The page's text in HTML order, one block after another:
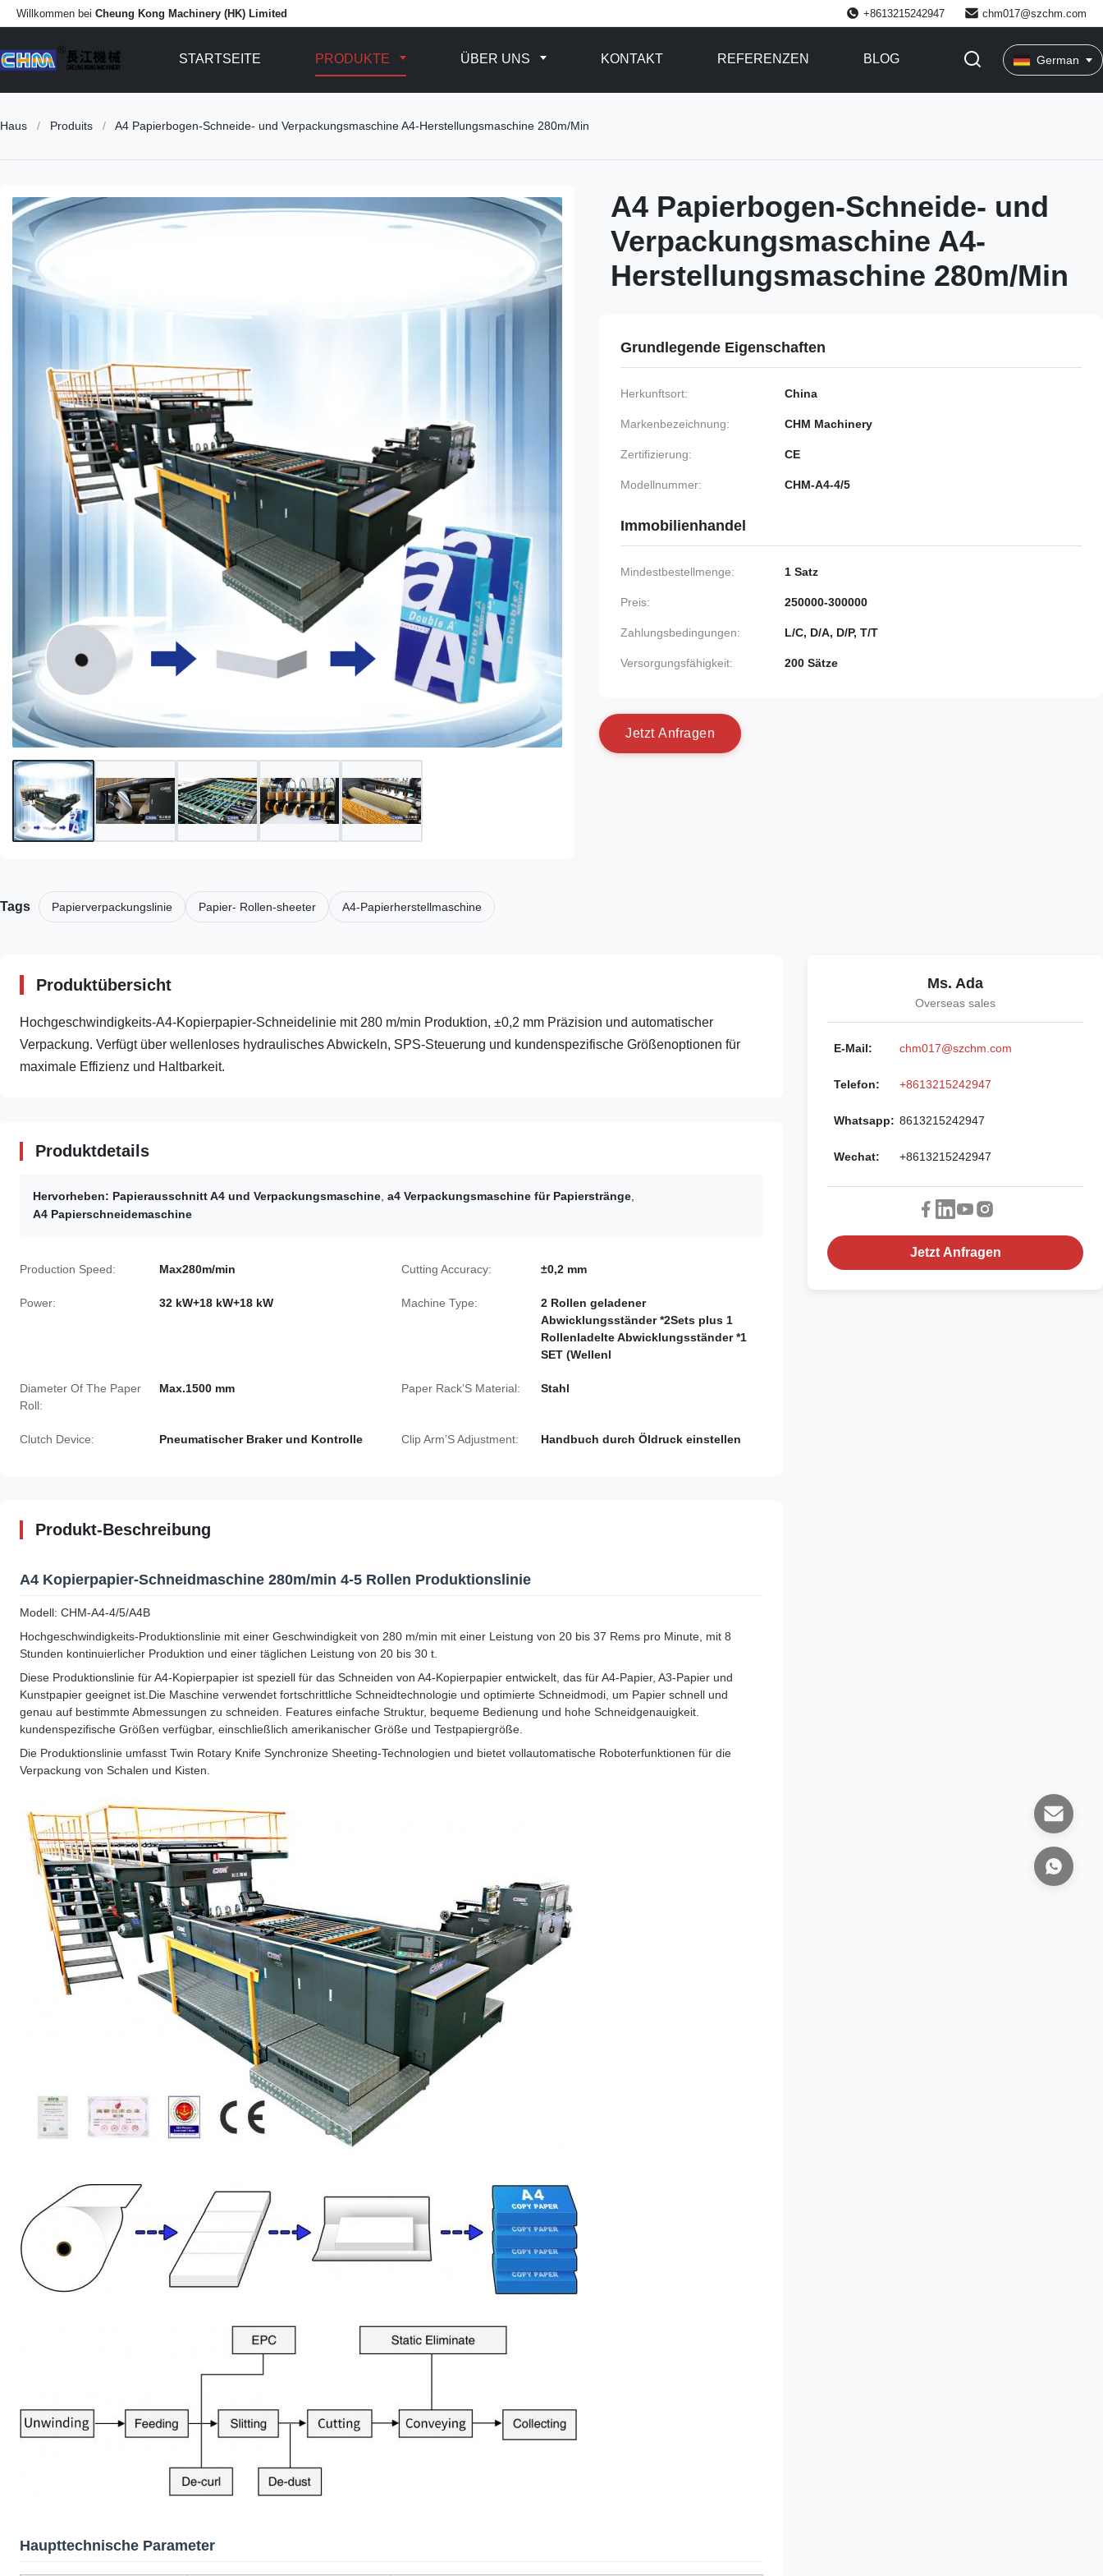
Willkommen bei Cheung Kong Machinery (HK) Limited +8613215242947 chm017@szchm.com
STARTSEITE PRODUKTE ÜBER UNS KONTAKT REFERENZEN BLOG German
Haus / Produits / A4 Papierbogen-Schneide- und Verpackungsmaschine A4-Herstellungsmaschine 280m/Min
A4 Papierbogen-Schneide- und
Verpackungsmaschine A4-
Herstellungsmaschine 280m/Min
Grundlegende Eigenschaften
Herkunftsort: China
Markenbezeichnung: CHM Machinery
Zertifizierung: CE
Modellnummer: CHM-A4-4/5
Immobilienhandel
Mindestbestellmenge: 1 Satz
Preis: 250000-300000
Zahlungsbedingungen: L/C, D/A, D/P, T/T
Versorgungsfähigkeit: 200 Sätze
Jetzt Anfragen
Tags Papierverpackungslinie Papier- Rollen-sheeter A4-Papierherstellmaschine
Produktübersicht
Hochgeschwindigkeits-A4-Kopierpapier-Schneidelinie mit 280 m/min Produktion, ±0,2 mm Präzision und automatischer
Verpackung. Verfügt über wellenloses hydraulisches Abwickeln, SPS-Steuerung und kundenspezifische Größenoptionen für
maximale Effizienz und Haltbarkeit.
Produktdetails
Hervorheben: Papierausschnitt A4 und Verpackungsmaschine a4 Verpackungsmaschine für Papierstränge
A4 Papierschneidemaschine
Production Speed: Max280m/min Cutting Accuracy: ±0,2 mm
Power: 32 kW+18 kW+18 kW Machine Type:
2 Rollen geladener
Abwicklungsständer *2Sets plus 1
Rollenladelte Abwicklungsständer *1
SET (Wellenl
Diameter Of The Paper
Roll:
Max.1500 mm Paper Rack’S Material: Stahl
Clutch Device: Pneumatischer Braker und Kontrolle Clip Arm’S Adjustment: Handbuch durch Öldruck einstellen
Produkt-Beschreibung
A4 Kopierpapier-Schneidmaschine 280m/min 4-5 Rollen Produktionslinie
Modell: CHM-A4-4/5/A4B
Hochgeschwindigkeits-Produktionslinie mit einer Geschwindigkeit von 280 m/min mit einer Leistung von 20 bis 37 Rems pro Minute, mit 8
Stunden kontinuierlicher Produktion und einer täglichen Leistung von 20 bis 30 t.
Diese Produktionslinie für A4-Kopierpapier ist speziell für das Schneiden von A4-Kopierpapier entwickelt, das für A4-Papier, A3-Papier und
Kunstpapier geeignet ist.Die Maschine verwendet fortschrittliche Schneidtechnologie und optimierte Schneidmodi, um Papier schnell und
genau auf bestimmte Abmessungen zu schneiden. Features einfache Struktur, bequeme Bedienung und hohe Schneidgenauigkeit.
kundenspezifische Größen verfügbar, einschließlich amerikanischer Größe und Testpapiergröße.
Die Produktionslinie umfasst Twin Rotary Knife Synchronize Sheeting-Technologien und bietet vollautomatische Roboterfunktionen für die
Verpackung von Schalen und Kisten.
Haupttechnische Parameter
Ms. Ada
Overseas sales
E-Mail: chm017@szchm.com
Telefon: +8613215242947
Whatsapp: 8613215242947
Wechat: +8613215242947
Jetzt Anfragen